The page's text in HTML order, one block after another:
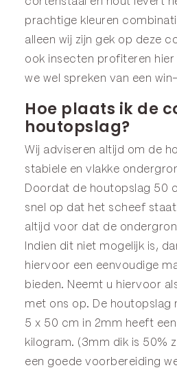
prachtige kleuren
alleen wij zijn gek op deze
ook insecten profiteren hier
we wel spreken van een
Hoe plaats ik de
houtopslag?
Wij adviseren altijd om de
stabiele en vlakke
Doordat de houtopslag 50
snel op dat het scheef
altijd voor dat de
Indien dit niet mogelijk is,
hiervoor een eenvoudige
bieden. Neemt u hiervoor
met ons op. De houtopslag
5 x 50 cm in 2mm heeft
kilogram. (3mm dik is 50%
een goede voorbereiding